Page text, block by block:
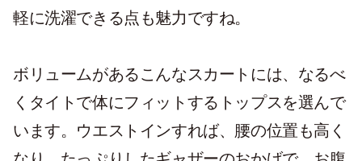
軽に洗濯できる点も魅力ですね。
ボリュームがあるこんなスカートには、なるべ
くタイトで体にフィットするトップスを選んで
います。ウエストインすれば、腰の位置も高く